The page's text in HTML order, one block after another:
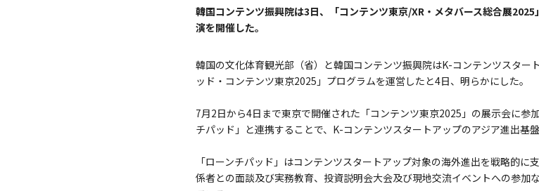
韓国コンテンツ振興院は3日、「コンテンツ東京/XR・メタバース総合展
演を開催した。
韓国の文化体育観光部（省）と韓国コンテンツ振興院はK-コンテンツスター
ッド・コンテンツ東京2025」プログラムを運営したと4日、明らかにした。
7月2日から4日まで東京で開催された「コンテンツ東京2025」の展示会に参
チパッド」と連携することで、K-コンテンツスタートアップのアジア進出基
「ローンチパッド」はコンテンツスタートアップ対象の海外進出を戦略的
係者との面談及び実務教育、投資説明会大会及び現地交流イベントへの参加